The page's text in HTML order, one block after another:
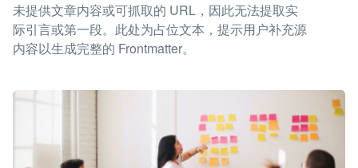
未提供文章内容或可抓取的 URL，因此无法提取实
际引言或第一段。此处为占位文本，提示用户补充源
内容以生成完整的 Frontmatter。